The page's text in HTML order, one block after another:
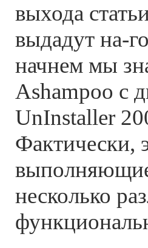
выхода
выдадут на-
начнем мы
Ashampoo с
UnInstaller
Фактически,
несколько